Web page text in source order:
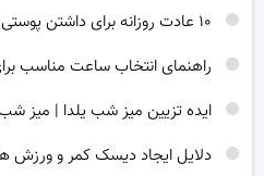
راهنمای انتخاب ساعت مناسب
ایده تزیین میز شب یلدا | میز
دلایل ایجاد دیسک کمر و ورزش